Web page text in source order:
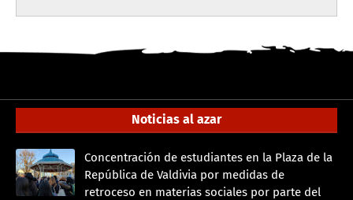
Noticias al azar
Concentración de estudiantes en la Plaza de la
República de Valdivia por medidas de
retroceso en materias sociales por parte del